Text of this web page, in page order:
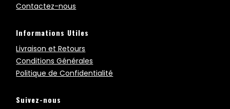
Contactez-nous
Informations Utiles
Livraison et Retours
Conditions Générales
Politique de Confidentialité
Suivez-nous